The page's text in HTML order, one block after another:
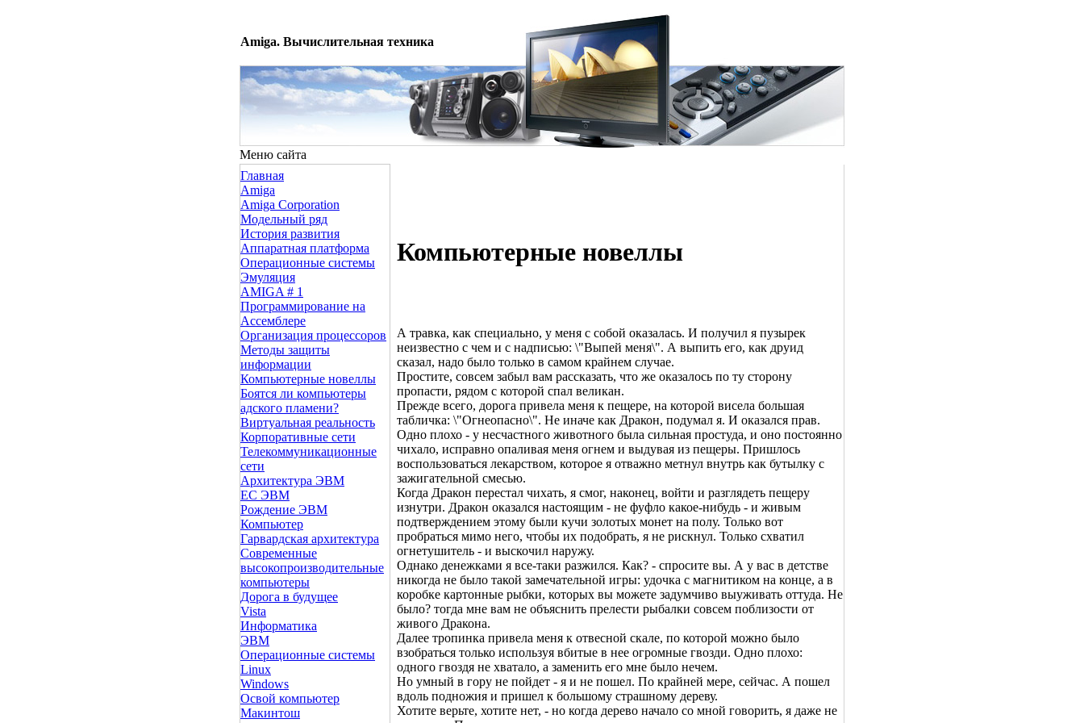
Amiga. Вычислительная техника
Меню сайта
Главная
Amiga
Amiga Corporation
Модельный ряд
История развития
Аппаратная платформа
Операционные системы
Эмуляция
AMIGA # 1
Программирование на
Ассемблере
Организация процессоров
Методы защиты
информации
Компьютерные новеллы
Боятся ли компьютеры
адского пламени?
Виртуальная реальность
Корпоративные сети
Телекоммуникационные
сети
Архитектура ЭВМ
ЕС ЭВМ
Рождение ЭВМ
Компьютер
Гарвардская архитектура
Современные
высокопроизводительные
компьютеры
Дорога в будущее
Vista
Инфоpматика
ЭВМ
Операционные системы
Linux
Windows
Освой компьютер
Макинтош
Компьютерные новеллы
А травка, как специально, у меня с собой оказалась. И получил я пузырек
неизвестно с чем и с надписью: \"Выпей меня\". А выпить его, как друид
сказал, надо было только в самом крайнем случае.
Простите, совсем забыл вам рассказать, что же оказалось по ту сторону
пропасти, рядом с которой спал великан.
Прежде всего, дорога привела меня к пещере, на которой висела большая
табличка: \"Огнеопасно\". Не иначе как Дракон, подумал я. И оказался прав.
Одно плохо - у несчастного животного была сильная простуда, и оно постоянно
чихало, исправно опаливая меня огнем и выдувая из пещеры. Пришлось
воспользоваться лекарством, которое я отважно метнул внутрь как бутылку с
зажигательной смесью.
Когда Дракон перестал чихать, я смог, наконец, войти и разглядеть пещеру
изнутри. Дракон оказался настоящим - не фуфло какое-нибудь - и живым
подтверждением этому были кучи золотых монет на полу. Только вот
пробраться мимо него, чтобы их подобрать, я не рискнул. Только схватил
огнетушитель - и выскочил наружу.
Однако денежками я все-таки разжился. Как? - спросите вы. А у вас в детстве
никогда не было такой замечательной игры: удочка с магнитиком на конце, а в
коробке картонные рыбки, которых вы можете задумчиво выуживать оттуда. Не
было? тогда мне вам не объяснить прелести рыбалки совсем поблизости от
живого Дракона.
Далее тропинка привела меня к отвесной скале, по которой можно было
взобраться только используя вбитые в нее огромные гвозди. Одно плохо:
одного гвоздя не хватало, а заменить его мне было нечем.
Но умный в гору не пойдет - я и не пошел. По крайней мере, сейчас. А пошел
вдоль подножия и пришел к большому страшному дереву.
Хотите верьте, хотите нет, - но когда дерево начало со мной говорить, я даже не